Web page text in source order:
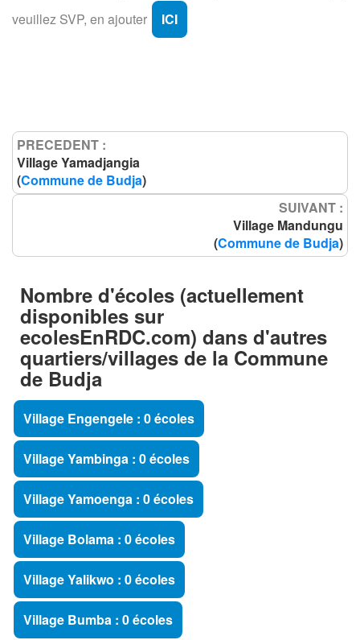
veuillez SVP, en ajouter
ICI
PRECEDENT :
Village Yamadjangia
(Commune de Budja)
SUIVANT :
Village Mandungu
(Commune de Budja)
Nombre d'écoles (actuellement
disponibles sur
ecolesEnRDC.com) dans d'autres
quartiers/villages de la Commune
de Budja
Village Engengele : 0 écoles
Village Yambinga : 0 écoles
Village Yamoenga : 0 écoles
Village Bolama : 0 écoles
Village Yalikwo : 0 écoles
Village Bumba : 0 écoles